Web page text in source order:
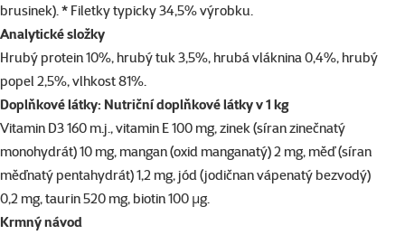
brusinek). * Filetky typicky 34,5% výrobku.
Analytické složky
Hrubý protein 10%, hrubý tuk 3,5%, hrubá vláknina 0,4%, hrubý
popel 2,5%, vlhkost 81%.
Doplňkové látky: Nutriční doplňkové látky v 1 kg
Vitamin D3 160 m.j., vitamin E 100 mg, zinek (síran zinečnatý
monohydrát) 10 mg, mangan (oxid manganatý) 2 mg, měď (síran
měďnatý pentahydrát) 1,2 mg, jód (jodičnan vápenatý bezvodý)
0,2 mg, taurin 520 mg, biotin 100 μg.
Krmný návod